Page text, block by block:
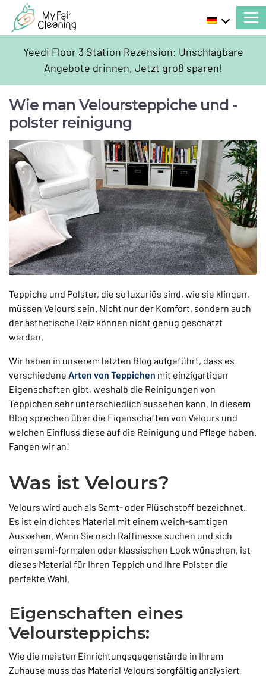
Yeedi Floor 3 Station Rezension: Unschlagbare
Angebote drinnen, Jetzt groß sparen!
Wie man Veloursteppiche und -
polster reinigung
Teppiche und Polster, die so luxuriös sind, wie sie klingen,
müssen Velours sein. Nicht nur der Komfort, sondern auch
der ästhetische Reiz können nicht genug geschätzt
werden.
Wir haben in unserem letzten Blog aufgeführt, dass es
verschiedene Arten von Teppichen mit einzigartigen
Eigenschaften gibt, weshalb die Reinigungen von
Teppichen sehr unterschiedlich aussehen kann. In diesem
Blog sprechen über die Eigenschaften von Velours und
welchen Einfluss diese auf die Reinigung und Pflege haben.
Fangen wir an!
Was ist Velours?
Velours wird auch als Samt- oder Plüschstoff bezeichnet.
Es ist ein dichtes Material mit einem weich-samtigen
Aussehen. Wenn Sie nach Raffinesse suchen und sich
einen semi-formalen oder klassischen Look wünschen, ist
dieses Material für Ihren Teppich und Ihre Polster die
perfekte Wahl.
Eigenschaften eines
Veloursteppichs:
Wie die meisten Einrichtungsgegenstände in Ihrem
Zuhause muss das Material Velours sorgfältig analysiert